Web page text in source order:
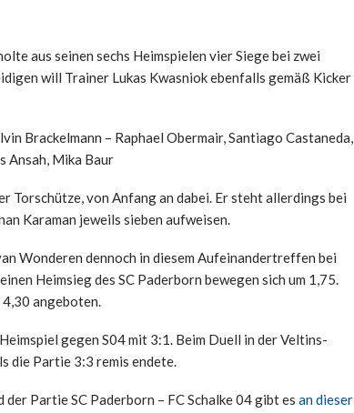
aus seinen sechs Heimspielen vier Siege bei zwei
will Trainer Lukas Kwasniok ebenfalls gemäß Kicker
Brackelmann – Raphael Obermair, Santiago Castaneda,
Ansah, Mika Baur
von Anfang an dabei. Er steht allerdings bei
Karaman jeweils sieben aufweisen.
Wonderen dennoch in diesem Aufeinandertreffen bei
Heimsieg des SC Paderborn bewegen sich um 1,75.
4,30 angeboten.
gegen S04 mit 3:1. Beim Duell in der Veltins-
die Partie 3:3 remis endete.
Partie SC Paderborn – FC Schalke 04 gibt es an dieser